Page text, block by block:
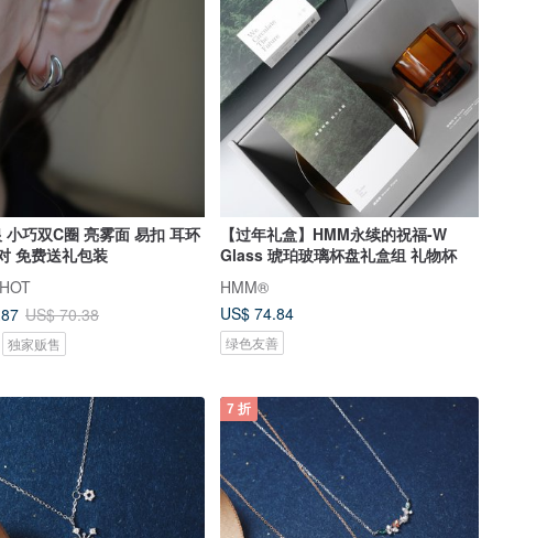
小巧双C圈 亮雾面 易扣 耳环
免费送礼包装
US$ 70.38
独家贩售
【过年礼盒】HMM永续的祝福-W
Glass 琥珀玻璃杯盘礼盒组 礼物杯
HMM®
US$ 74.84
绿色友善
7 折